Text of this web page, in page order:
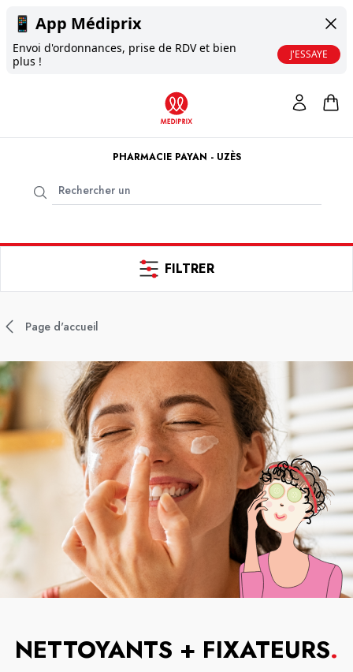
📱 App Médiprix
Envoi d'ordonnances, prise de RDV et bien
plus !
J'ESSAYE
PHARMACIE PAYAN - UZÈS
FILTRER
Page d'accueil
NETTOYANTS + FIXATEURS.